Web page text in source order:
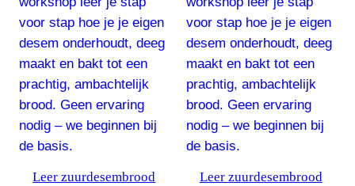
Leer zuurdesembrood
Leer zuurdesembrood